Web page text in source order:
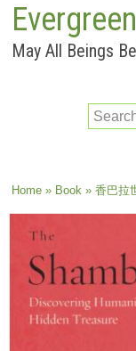
May All Beings
You are
Home» Book» 香巴拉